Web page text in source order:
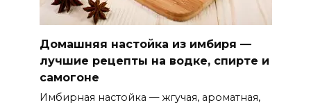
Домашняя настойка из имбиря —
лучшие рецепты на водке, спирте и
самогоне
Имбирная настойка — жгучая, ароматная,